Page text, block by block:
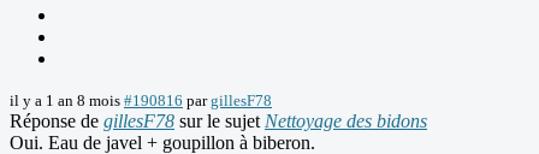
il y a 1 an 8 mois #190816 pargillesF78
Réponse de gillesF78 sur le sujet Nettoyage des bidons
Oui. Eau de javel + goupillon à biberon.